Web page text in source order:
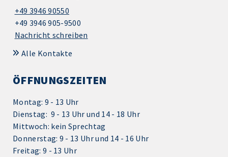
+49 3946 90550
+49 3946 905-9500
Nachricht schreiben
Alle Kontakte
ÖFFNUNGSZEITEN
Montag: 9 - 13 Uhr
Dienstag: 9 - 13 Uhr und 14 - 18 Uhr
Mittwoch: kein Sprechtag
Donnerstag: 9 - 13 Uhr und 14 - 16 Uhr
Freitag: 9 - 13 Uhr